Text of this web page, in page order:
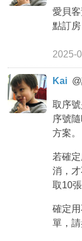
愛貝
點訂
2025-
Kai @
取序
序號
方案。
若確
消，
取10
確定
單，請